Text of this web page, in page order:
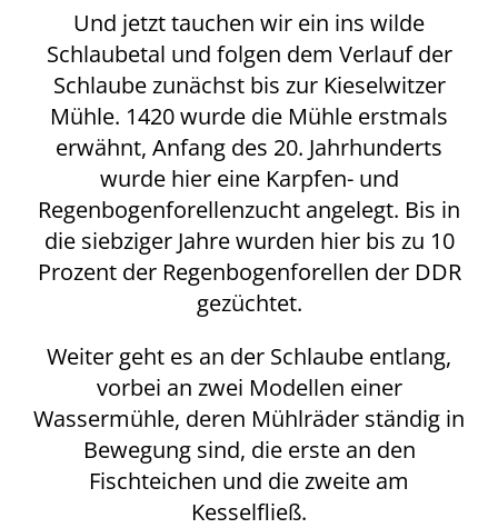
Und jetzt tauchen wir ein ins wilde
Schlaubetal und folgen dem Verlauf der
Schlaube zunächst bis zur Kieselwitzer
Mühle. 1420 wurde die Mühle erstmals
erwähnt, Anfang des 20. Jahrhunderts
wurde hier eine Karpfen- und
Regenbogenforellenzucht angelegt. Bis in
die siebziger Jahre wurden hier bis zu 10
Prozent der Regenbogenforellen der DDR
gezüchtet.
Weiter geht es an der Schlaube entlang,
vorbei an zwei Modellen einer
Wassermühle, deren Mühlräder ständig in
Bewegung sind, die erste an den
Fischteichen und die zweite am
Kesselfließ.